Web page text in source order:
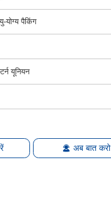
योग्य पैकिंग
यूनियन
अब बात करो